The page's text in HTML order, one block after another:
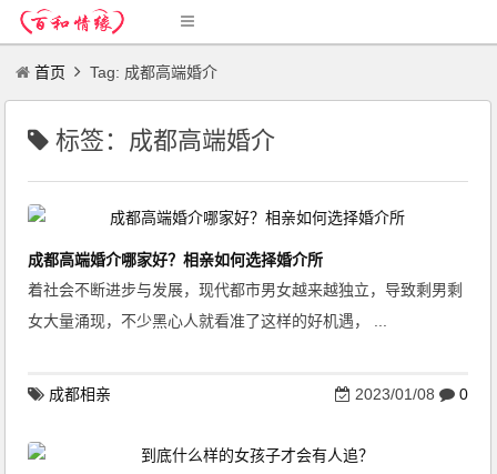
首页 Tag: 成都高端婚介
标签：成都高端婚介
成都高端婚介哪家好？相亲如何选择婚介所
着社会不断进步与发展，现代都市男女越来越独立，导致剩男剩
女大量涌现，不少黑心人就看准了这样的好机遇， ...
成都相亲 2023/01/08 0